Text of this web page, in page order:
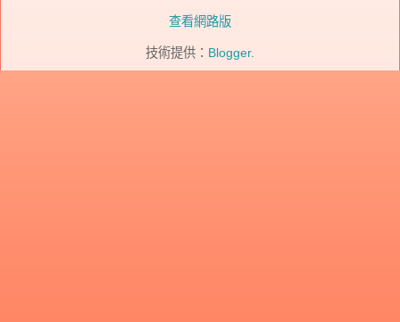
查看網路版
技術提供： Blogger.